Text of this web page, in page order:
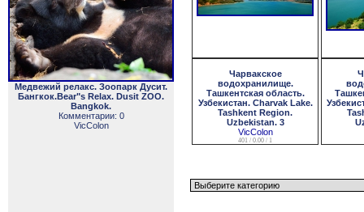
Медвежий релакс. Зоопарк Дусит.
Бангкок.Bear"s Relax. Dusit ZOO.
Bangkok.
Комментарии: 0
VicColon
Чарвакское
водохранилище.
Ташкентская область.
Узбекистан. Charvak Lake.
Tashkent Region.
Uzbekistan. 3
VicColon
401 / 0.00 / 1